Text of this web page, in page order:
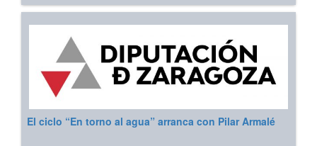
El ciclo “En torno al agua” arranca con Pilar Armalé